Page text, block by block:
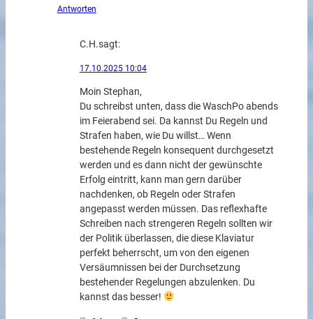
Antworten
C.H.sagt:
17.10.2025 10:04
Moin Stephan,
Du schreibst unten, dass die WaschPo abends
im Feierabend sei. Da kannst Du Regeln und
Strafen haben, wie Du willst… Wenn
bestehende Regeln konsequent durchgesetzt
werden und es dann nicht der gewünschte
Erfolg eintritt, kann man gern darüber
nachdenken, ob Regeln oder Strafen
angepasst werden müssen. Das reflexhafte
Schreiben nach strengeren Regeln sollten wir
der Politik überlassen, die diese Klaviatur
perfekt beherrscht, um von den eigenen
Versäumnissen bei der Durchsetzung
bestehender Regelungen abzulenken. Du
kannst das besser!